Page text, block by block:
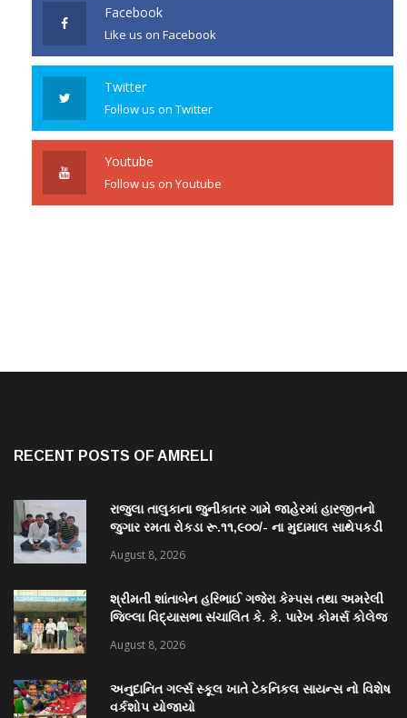
Facebook
Like us on Facebook
Twitter
Follow us on Twitter
Youtube
Follow us on Youtube
RECENT POSTS OF AMRELI
રાજુલા તાલુકાના જુનીકાતર ગામે જાહેરમાં હારજીતનો
જુગાર રમતા રોકડા રૂ.૧૧,૯૦૦/- ના મુદામાલ સાથેપકડી
August 8, 2026
શ્રીમતી શાંતાબેન હરિભાઈ ગજેરા કેમ્પસ તથા અમરેલી
જિલ્લા વિદ્યાસભા સંચાલિત કે. કે. પારેખ કોમર્સ કોલેજ
August 8, 2026
અનુદાનિત ગર્લ્સ સ્કૂલ ખાતે ટેકનિકલ સાયન્સ નો વિશેષ
વર્કશોપ યોજાયો